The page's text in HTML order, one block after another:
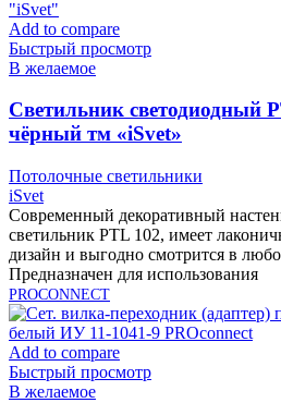
Add to compare
Быстрый просмотр
В желаемое
Cветильник светодиодный
чёрный тм «iSvet»
Потолочные светильники
iSvet
Современный декоративный
светильник PTL 102, имеет
дизайн и выгодно смотрится в
Предназначен для использования
PROCONNECT
Add to compare
Быстрый просмотр
В желаемое